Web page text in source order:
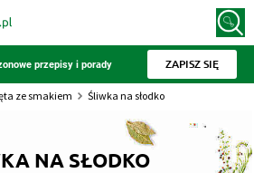
przepisy i porady ZAPISZ SIĘ
ze smakiem Śliwka na słodko
NA SŁODKO